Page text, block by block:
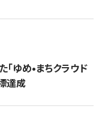
ゆめ•まちクラウド
達成